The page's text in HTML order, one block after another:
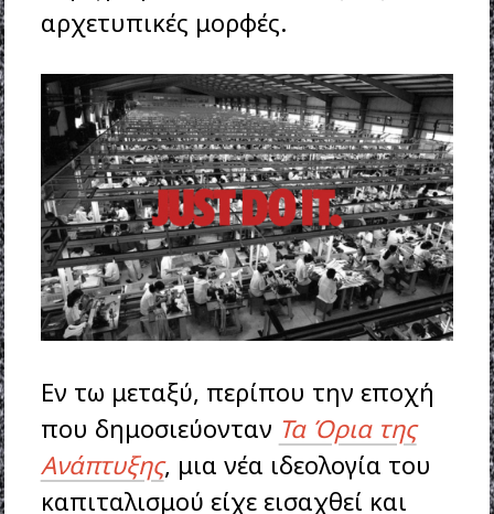
αρχετυπικές μορφές.
Εν τω μεταξύ, περίπου την εποχή
που δημοσιεύονταν Τα Όρια της
Ανάπτυξης, μια νέα ιδεολογία του
καπιταλισμού είχε εισαχθεί και